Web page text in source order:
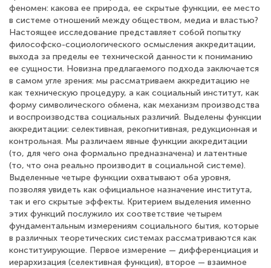
феномен: какова ее природа, ее скрытые функции, ее место
в системе отношений между обществом, медиа и властью?
Настоящее исследование представляет собой попытку
философско-социологического осмысления аккредитации,
выхода за пределы ее технической данности к пониманию
ее сущности. Новизна предлагаемого подхода заключается
в самом угле зрения: мы рассматриваем аккредитацию не
как техническую процедуру, а как социальный институт, как
форму символического обмена, как механизм производства
и воспроизводства социальных различий. Выделены функции
аккредитации: селективная, рекогнитивная, редукционная и
контрольная. Мы различаем явные функции аккредитации
(то, для чего она формально предназначена) и латентные
(то, что она реально производит в социальной системе).
Выделенные четыре функции охватывают оба уровня,
позволяя увидеть как официальное назначение института,
так и его скрытые эффекты. Критерием выделения именно
этих функций послужило их соответствие четырем
фундаментальным измерениям социального бытия, которые
в различных теоретических системах рассматриваются как
конституирующие. Первое измерение — дифференциация и
иерархизация (селективная функция), второе — взаимное